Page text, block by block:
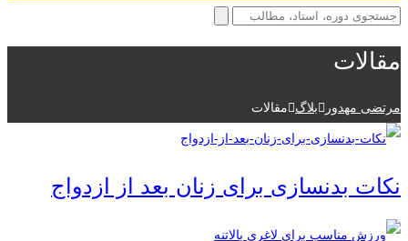
مقالات
مرتضی مهدور بلاگ مقالات
نکات بدنسازی برای زنان بعد از ازدواج